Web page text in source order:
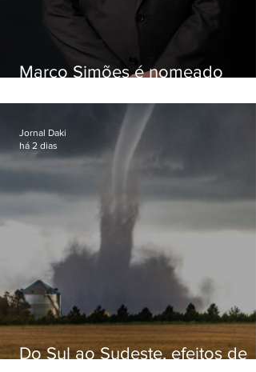
Marco Simões é nomeado
Do Sul ao Sudeste, efeitos de
Jornal Daki
há 2 dias